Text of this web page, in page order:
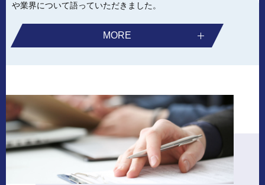
や業界について語っていただきました。
MORE